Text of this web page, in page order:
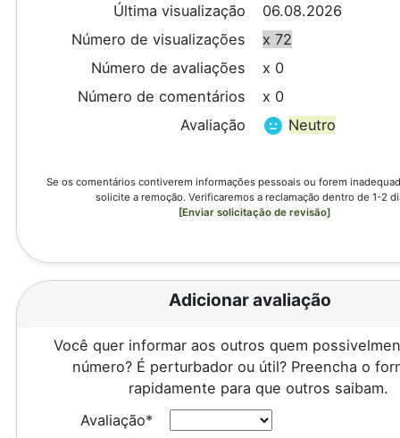
Última visualização
06.08.2026
Número de visualizações
x 72
Número de avaliações
x 0
Número de comentários
x 0
Avaliação
Neutro
Se os comentários contiverem informações pessoais ou forem
solicite a remoção. Verificaremos a reclamação dentro de 1-2
[Enviar solicitação de revisão]
Adicionar avaliação
Você quer informar aos outros quem
número? É perturbador ou útil? Preencha o
rapidamente para que outros saibam.
Avaliação*